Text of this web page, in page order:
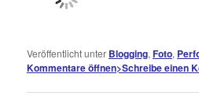
Veröffentlicht unter Blogging,Foto,
Kommentare öffnen>Schreibe einen